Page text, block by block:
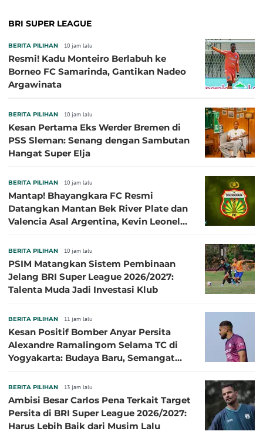
BRI SUPER LEAGUE
BERITA PILIHAN 10 jam lalu
Resmi! Kadu Monteiro Berlabuh ke
Borneo FC Samarinda, Gantikan Nadeo
Argawinata
BERITA PILIHAN 10 jam lalu
Kesan Pertama Eks Werder Bremen di
PSS Sleman: Senang dengan Sambutan
Hangat Super Elja
BERITA PILIHAN 10 jam lalu
Mantap! Bhayangkara FC Resmi
Datangkan Mantan Bek River Plate dan
Valencia Asal Argentina, Kevin Leonel
BERITA PILIHAN 10 jam lalu
PSIM Matangkan Sistem Pembinaan
Jelang BRI Super League 2026/2027:
Talenta Muda Jadi Investasi Klub
BERITA PILIHAN 11 jam lalu
Kesan Positif Bomber Anyar Persita
Alexandre Ramalingom Selama TC di
Yogyakarta: Budaya Baru, Semangat
BERITA PILIHAN 13 jam lalu
Ambisi Besar Carlos Pena Terkait Target
Persita di BRI Super League 2026/2027:
Harus Lebih Baik dari Musim Lalu